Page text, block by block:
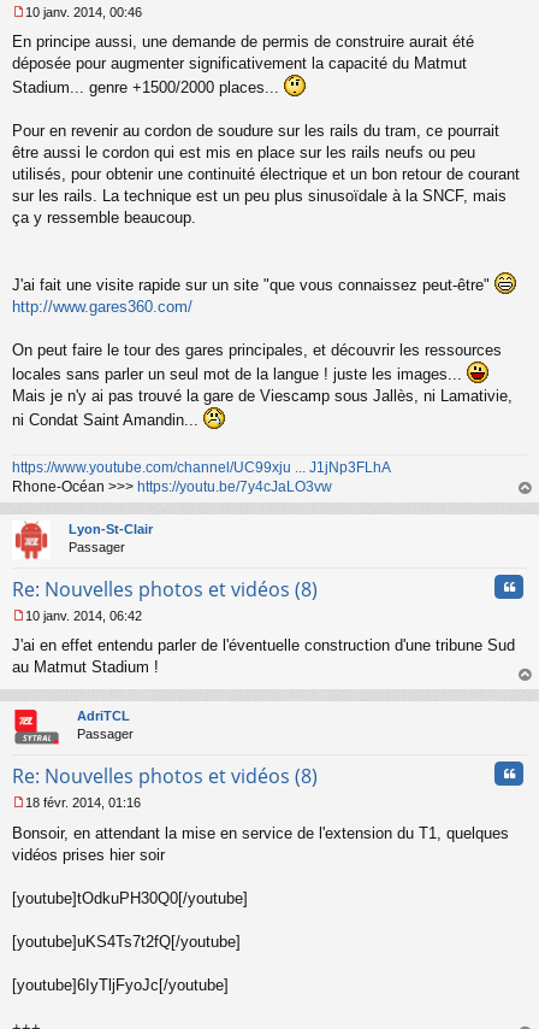
l
u
e
s
s
a
e
n
o
l
u
10 janv. 2014, 00:46
En principe aussi, une demande de permis de construire aurait été
déposée pour augmenter significativement la capacité du Matmut
Stadium... genre +1500/2000 places...
Pour en revenir au cordon de soudure sur les rails du tram, ce pourrait
être aussi le cordon qui est mis en place sur les rails neufs ou peu
utilisés, pour obtenir une continuité électrique et un bon retour de courant
sur les rails. La technique est un peu plus sinusoïdale à la SNCF, mais
ça y ressemble beaucoup.
J'ai fait une visite rapide sur un site "que vous connaissez peut-être"
http://www.gares360.com/
On peut faire le tour des gares principales, et découvrir les ressources
locales sans parler un seul mot de la langue ! juste les images...
Mais je n'y ai pas trouvé la gare de Viescamp sous Jallès, ni Lamativie,
ni Condat Saint Amandin...
https://www.youtube.com/channel/UC99xju ... J1jNp3FLhA
Rhone-Océan >>> https://youtu.be/7y4cJaLO3vw
au
Lyon-St-Clair
Passager
Re: Nouvelles photos et vidéos (8)
e
s
a
g
e
o
l
u
10 janv. 2014, 06:42
J'ai en effet entendu parler de l'éventuelle construction d'une tribune Sud
au Matmut Stadium !
au
AdriTCL
Passager
Re: Nouvelles photos et vidéos (8)
e
s
g
n
18 févr. 2014, 01:16
Bonsoir, en attendant la mise en service de l'extension du T1, quelques
vidéos prises hier soir
[youtube]tOdkuPH30Q0[/youtube]
[youtube]uKS4Ts7t2fQ[/youtube]
[youtube]6IyTljFyoJc[/youtube]